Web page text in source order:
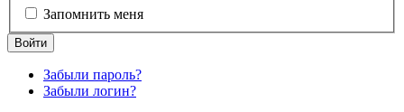
Запомнить меня
Забыли пароль?
Забыли логин?